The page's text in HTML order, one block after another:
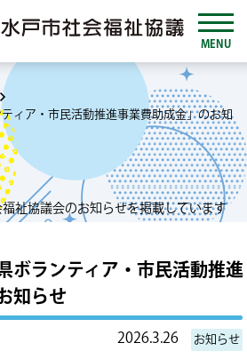
MENU
ィア・市民活動推進事業費助成金」のお知
祉協議会のお知らせを掲載しています
ボランティア・市民活動推進
知らせ
2026.3.26 お知らせ